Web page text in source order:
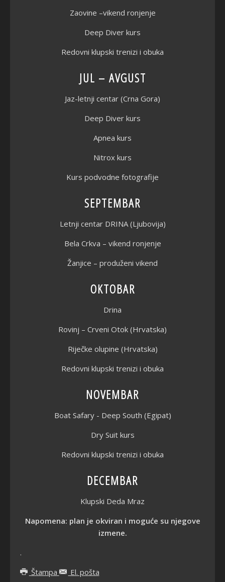
Zaovine –vikend ronjenje
Deep Diver kurs
Redovni klupski trenizi i obuka
JUL – AVGUST
Jaz-letnji centar (Crna Gora)
Deep Diver kurs
Apnea kurs
Nitrox kurs
Kurs podvodne fotografije
SEPTEMBAR
Letnji centar DRINA (Ljubovija)
Bela Crkva – vikend ronjenje
Žanjice – produženi vikend
OKTOBAR
Drina
Rovinj – Crveni Otok (Hrvatska)
Riječke olupine (Hrvatska)
Redovni klupski trenizi i obuka
NOVEMBAR
Boat Safary - Deep South (Egipat)
Dry Suit kurs
Redovni klupski trenizi i obuka
DECEMBAR
Klupski Deda Mraz
Napomena: plan je okviran i moguće su njegove
izmene.
.
Štampa
El. pošta